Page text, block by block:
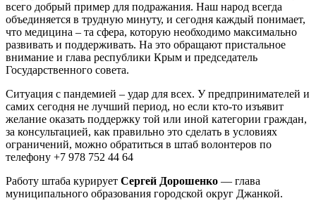
всего добрый пример для подражания. Наш народ всегда
объединяется в трудную минуту, и сегодня каждый понимает,
что медицина – та сфера, которую необходимо максимально
развивать и поддерживать. На это обращают пристальное
внимание и глава республики Крым и председатель
Государственного совета.
Ситуация с пандемией – удар для всех. У предпринимателей и
самих сегодня не лучший период, но если кто-то изъявит
желание оказать поддержку той или иной категории граждан,
за консультацией, как правильно это сделать в условиях
ограничений, можно обратиться в штаб волонтеров по
телефону +7 978 752 44 64
Работу штаба курирует Сергей Дорошенко — глава
муниципального образования городской округ Джанкой.